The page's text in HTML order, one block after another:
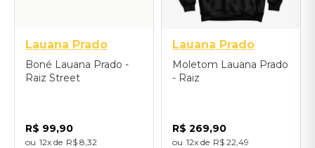
Lauana Prado
Boné Lauana Prado -
Raiz Street
R$ 99,90
12 R$ 8 32
GGG
Lauana Prado
Moletom Lauana Prado
- Raiz
R$ 269,90
12 R$ 22 49